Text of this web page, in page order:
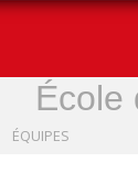
École
ÉQUIPES